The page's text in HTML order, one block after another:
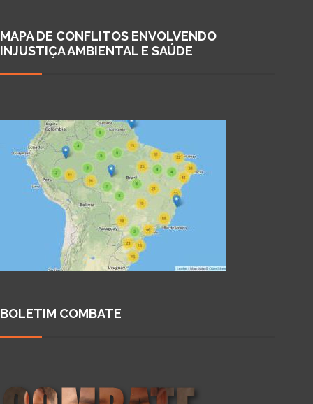
MAPA DE CONFLITOS ENVOLVENDO
INJUSTIÇA AMBIENTAL E SAÚDE
BOLETIM COMBATE